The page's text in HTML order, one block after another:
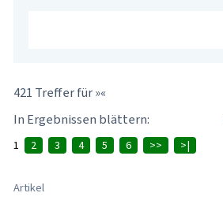
421 Treffer für »«
In Ergebnissen blättern:
1 2 3 4 5 6 >> >|
Artikel